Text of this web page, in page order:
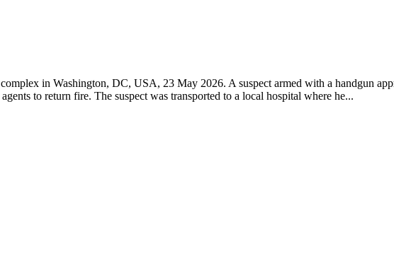
in Washington, DC, USA, 23 May 2026. A suspect armed with a handgun
to return fire. The suspect was transported to a local hospital where he...